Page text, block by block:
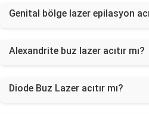
Genital bölge lazer epilasyon
Alexandrite buz lazer acıtır mı?
Diode Buz Lazer acıtır mı?